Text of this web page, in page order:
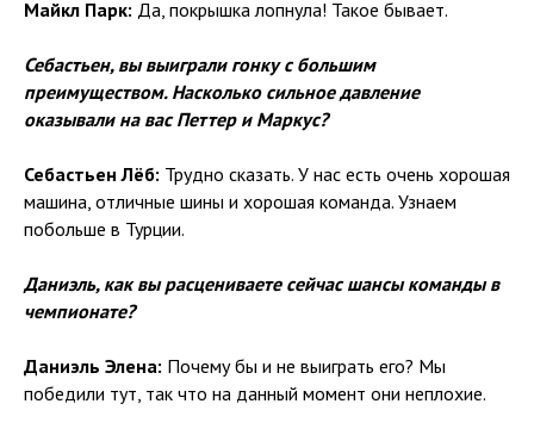
Майкл Парк: Да, покрышка лопнула! Такое бывает.
Себастьен, вы выиграли гонку с большим
преимуществом. Насколько сильное давление
оказывали на вас Петтер и Маркус?
Себастьен Лёб: Трудно сказать. У нас есть очень хорошая
машина, отличные шины и хорошая команда. Узнаем
побольше в Турции.
Даниэль, как вы расцениваете сейчас шансы команды в
чемпионате?
Даниэль Элена: Почему бы и не выиграть его? Мы
победили тут, так что на данный момент они неплохие.